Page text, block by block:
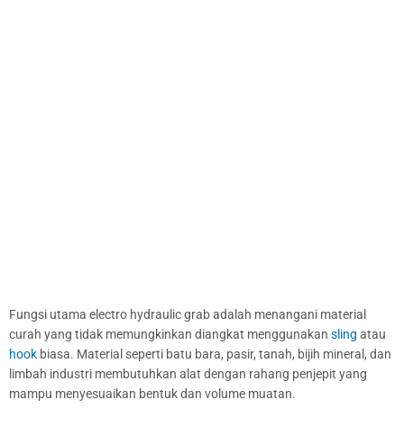
Fungsi utama electro hydraulic grab adalah menangani material
curah yang tidak memungkinkan diangkat menggunakan sling atau
hook biasa. Material seperti batu bara, pasir, tanah, bijih mineral, dan
limbah industri membutuhkan alat dengan rahang penjepit yang
mampu menyesuaikan bentuk dan volume muatan.